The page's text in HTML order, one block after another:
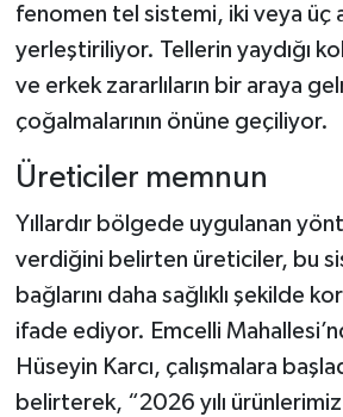
fenomen tel sistemi, iki veya üç
yerleştiriliyor. Tellerin yaydığı
ve erkek zararlıların bir araya
çoğalmalarının önüne geçiliyor.
Üreticiler memnun
Yıllardır bölgede uygulanan
verdiğini belirten üreticiler, bu
bağlarını daha sağlıklı şekilde
ifade ediyor. Emcelli
Hüseyin Karcı, çalışmalara
belirterek, “2026 yılı